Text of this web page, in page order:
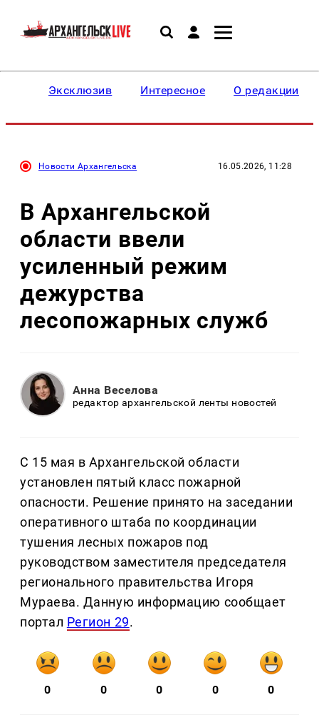
Эксклюзив Интересное О редакции
Новости Архангельска 16.05.2026, 11:28
В Архангельской
области ввели
усиленный режим
дежурства
лесопожарных служб
Анна Веселова
редактор архангельской ленты новостей
С 15 мая в Архангельской области
установлен пятый класс пожарной
опасности. Решение принято на заседании
оперативного штаба по координации
тушения лесных пожаров под
руководством заместителя председателя
регионального правительства Игоря
Мураева. Данную информацию сообщает
портал Регион 29.
0 0 0 0 0